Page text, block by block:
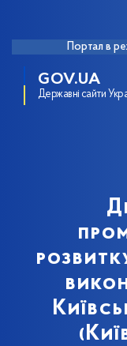
Портал в
GOV.UA
Державні сайти